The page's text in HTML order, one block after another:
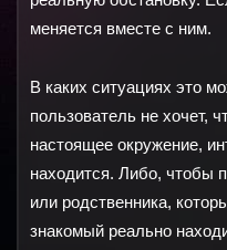
меняется вместе с ним.
В каких ситуациях это
пользователь не хочет,
настоящее окружение,
находится. Либо, чтобы
или родственника,
знакомый реально